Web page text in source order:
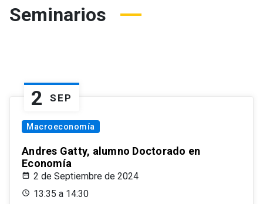
Seminarios
2 SEP
Macroeconomía
Andres Gatty, alumno Doctorado en
Economía
2 de Septiembre de 2024
13:35 a 14:30